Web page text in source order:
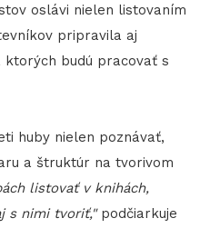
oslávi nielen listovaním
pripravila aj
ktorých budú pracovať s
huby nielen poznávať,
a štruktúr na tvorivom
listovať v knihách,
s nimi tvoriť,"podčiarkuje